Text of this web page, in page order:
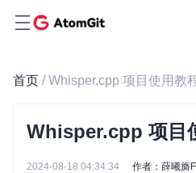
首页 / Whisper.cpp 项目使用教
Whisper.cpp 项目
2024-08-18 04:34:34 作者：薛曦旖